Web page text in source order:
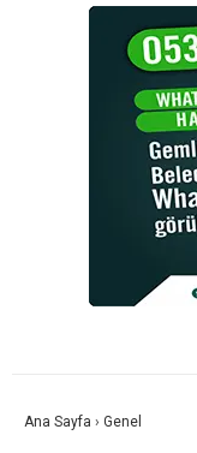
Ana Sayfa › Genel